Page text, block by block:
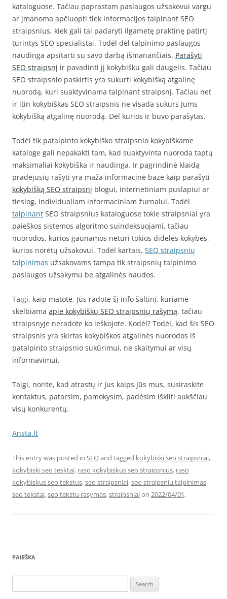
kataloguose. Tačiau paprastam paslaugos užsakovui vargu
ar įmanoma apčiuopti tiek informacijos talpinant SEO
straipsnius, kiek gali tai padaryti ilgametę praktinę patirtį
turintys SEO specialistai. Todėl dėl talpinimo paslaugos
naudinga apsitarti su savo darbą išmanančiais. Parašyti
SEO straipsnį ir pavadinti jį kokybišku gali daugelis. Tačiau
SEO straipsnio paskirtis yra sukurti kokybišką atgalinę
nuorodą, kuri suaktyvinama talpinant straipsnį. Tačiau net
ir itin kokybiškas SEO straipsnis ne visada sukurs Jums
kokybišką atgalinę nuorodą. Dėl kurios ir buvo parašytas.
Todėl tik patalpinto kokybiško straipsnio kokybiškame
kataloge gali nepakakti tam, kad suaktyvinta nuoroda taptų
maksimaliai kokybiška ir naudinga. Ir pagrindinė klaidą
pradėjusių rašyti yra maža informacinė bazė kaip parašyti
kokybišką SEO straipsnį blogui, internetiniam puslapiui ar
tiesiog, individualiam informaciniam žurnalui. Todėl
talpinant SEO straipsnius kataloguose tokie straipsniai yra
paieškos sistemos algoritmo suindeksuojami, tačiau
nuorodos, kurios gaunamos neturi tokios didelės kokybės,
kurios norėtų užsakovui. Todėl kartais, SEO straipsnių
talpinimas užsakovams tampa tik straipsnių talpinimo
paslaugos užsakymu be atgalinės naudos.
Taigi, kaip matote, Jūs radote šį info šaltinį, kuriame
skelbiama apie kokybiškų SEO straipsnių rašymą, tačiau
straipsnyje neradote ko ieškojote. Kodėl? Todėl, kad šis SEO
straipsnis yra skirtas kokybiškos atgalinės nuorodos iš
patalpinto straipsnio sukūrimui, ne skaitymui ar visų
informavimui.
Taigi, norite, kad atrastų ir Jus kaips Jūs mus, susiraskite
kontaktus, patarsim, pamokysim, padėsim iškilti aukščiau
visų konkurentų.
Ansta.lt
This entry was posted in SEOand tagged kokybiski seo straipsniai,
kokybiski seo tesktai, raso kokybiskus seo straipsnius, raso
kokybiskus seo tekstus,seo straipsniai,seo straipsniu talpinimas,
seo tekstai,seo tekstu rasymas,straipsniaion 2022/04/01.
PAIEŠKA
for: